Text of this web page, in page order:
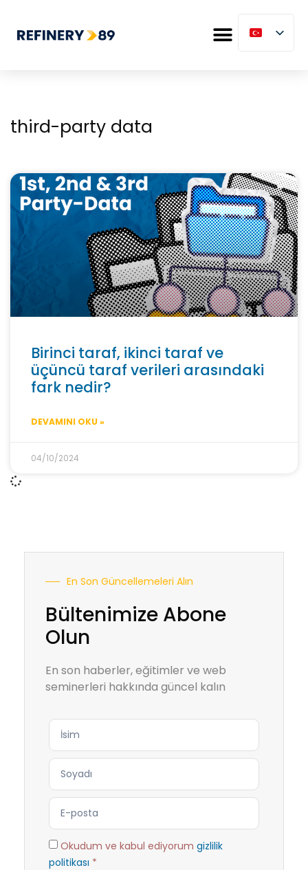
third-party data
Birinci taraf, ikinci taraf ve
üçüncü taraf verileri arasındaki
fark nedir?
DEVAMINI OKU »
04/10/2024
En Son Güncellemeleri Alın
Bültenimize Abone
Olun
En son haberler, eğitimler ve web
seminerleri hakkında güncel kalın
Okudum ve kabul ediyorum gizlilik
politikası *